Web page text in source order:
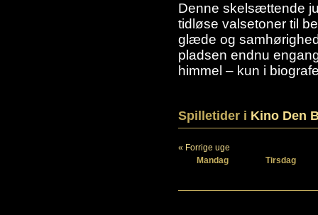
Denne skelsættende
tidløse valsetoner til
glæde og
pladsen endnu
himmel – kun i
Spilletider i Kino Den
« Forrige uge
Mandag
Tirsdag